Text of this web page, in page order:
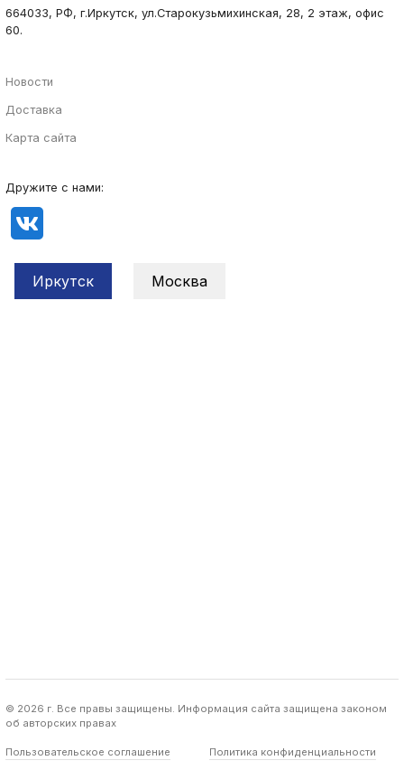
664033, РФ, г.Иркутск, ул.Старокузьмихинская, 28, 2 этаж, офис
60.
Новости
Доставка
Карта сайта
Дружите с нами:
Иркутск Москва
© 2026 г. Все правы защищены. Информация сайта защищена законом
об авторских правах
Пользовательское соглашение Политика конфиденциальности